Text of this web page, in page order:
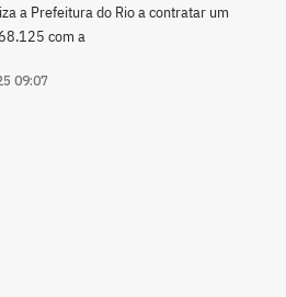
a Prefeitura do Rio a contratar um
com a
09:07